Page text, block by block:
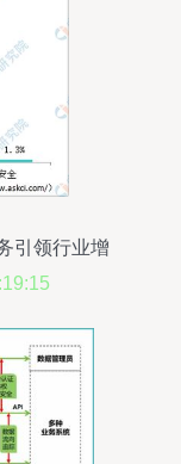
引领行业增
元